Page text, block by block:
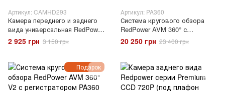
Артикул: CAMHD293
Камера переднего и заднего
вида универсальная RedPower
Premium mini
2 925 грн 3 150 грн
Артикул: PA360
Система кругового обзора
RedPower AVM 360° с
регистратором PA360
20 250 грн 23 400 грн
Подарок